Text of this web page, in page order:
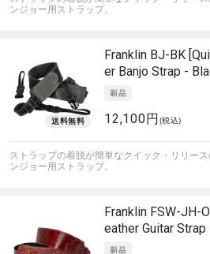
ンジョー用ストラップ。
Franklin BJ-BK
er Banjo Strap -
12,100円 (税込)
ストラップの着脱が簡単なクイック・リリー
ンジョー用ストラップ。
Franklin FSW-JH-
eather Guitar Strap